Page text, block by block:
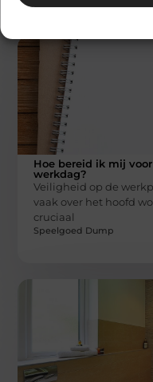
Hoe bereid ik mij
werkdag?
Veiligheid op de
vaak over het hoofd
cruciaal
Speelgoed Dump